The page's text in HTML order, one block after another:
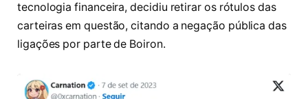
tecnologia financeira, decidiu retirar os rótulos das
carteiras em questão, citando a negação pública das
ligações por parte de Boiron.